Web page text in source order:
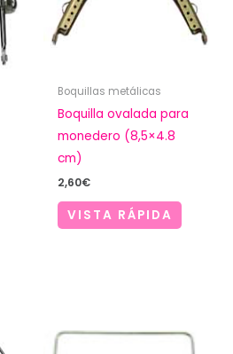
Boquillas metálicas
Boquilla ovalada para
monedero (8,5×4.8
cm)
2,60€
VISTA RÁPIDA